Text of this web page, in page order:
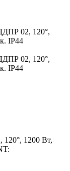
1200 Вт,